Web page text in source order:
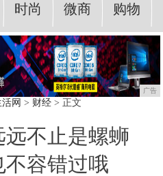
时尚 微商 购物
广告
网 > 财经> 正文
不止是螺蛳
容错过哦